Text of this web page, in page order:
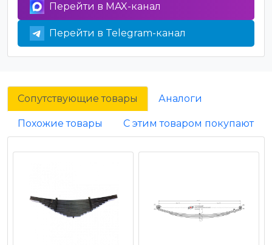
Перейти в MAX-канал
Перейти в Telegram-канал
Сопутствующие товары Аналоги
Похожие товары С этим товаром покупают